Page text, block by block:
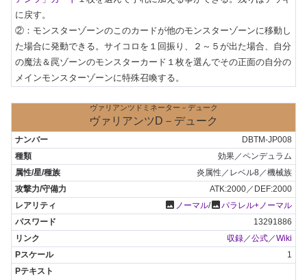
に戻す。
②：モンスターゾーンのこのカードが他のモンスターゾーンに移動し
た場合に発動できる。サイコロを１回振り、２～５が出た場合、自分
の魔法＆罠ゾーンのモンスターカード１枚を選んでその正面の自分の
メインモンスターゾーンに特殊召喚する。
ヴァリアンツドミネーター－デューク
ヴァリアンツD－デューク
DBTM-JP008
効果／ペンデュラム
炎属性／レベル8／機械族
ATK:2000／DEF:2000
photo ノーマル/photoパラレル+ノーマル
13291886
収録 ／公式 ／Wiki
1